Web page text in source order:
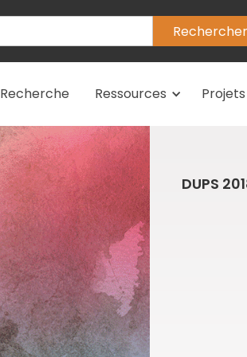
Recherche Ressources Projets
DUPS